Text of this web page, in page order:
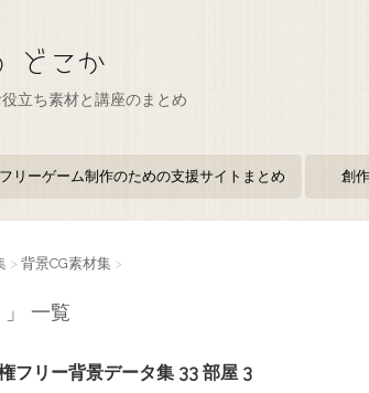
立ち素材と講座のまとめ
フリーゲーム制作のための支援サイトまとめ 創
> 背景CG素材集 >
」 一覧
フリー背景データ集 33 部屋 3